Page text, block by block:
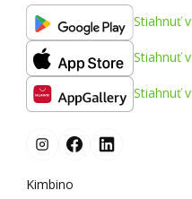
Stiahnuť v
Stiahnuť v
Stiahnuť v
Kimbino